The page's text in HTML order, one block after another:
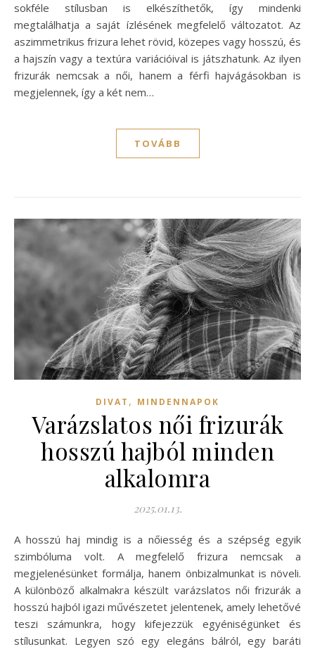
sokféle stílusban is elkészíthetők, így mindenki
megtalálhatja a saját ízlésének megfelelő változatot. Az
aszimmetrikus frizura lehet rövid, közepes vagy hosszú, és
a hajszín vagy a textúra variációival is játszhatunk. Az ilyen
frizurák nemcsak a női, hanem a férfi hajvágásokban is
megjelennek, így a két nem…
TOVÁBB
DIVAT , MINDENNAPOK
Varázslatos női frizurák
hosszú hajból minden
alkalomra
2025.01.13.
A hosszú haj mindig is a nőiesség és a szépség egyik
szimbóluma volt. A megfelelő frizura nemcsak a
megjelenésünket formálja, hanem önbizalmunkat is növeli.
A különböző alkalmakra készült varázslatos női frizurák a
hosszú hajból igazi művészetet jelentenek, amely lehetővé
teszi számunkra, hogy kifejezzük egyéniségünket és
stílusunkat. Legyen szó egy elegáns bálról, egy baráti